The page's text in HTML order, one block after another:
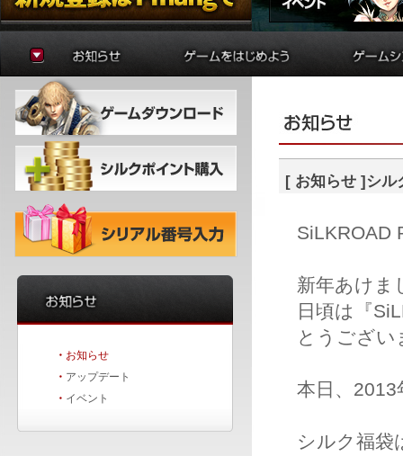
お知らせ
アップデート
イベント
ゲームの準備
はじめに
初心者ガイド
錬金術
バトル
ダンジ
要塞戦
・ お知らせ
・ アップデート
・ イベント
[お知らせ]シル
新年あけま
日頃は『
とうござい
本日、
シルク福袋